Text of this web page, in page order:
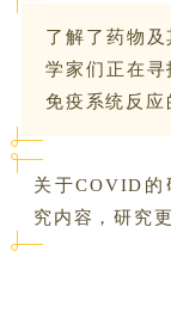
了解了药物
学家们正在
免疫系统反应
关于COVID的
究内容，研究